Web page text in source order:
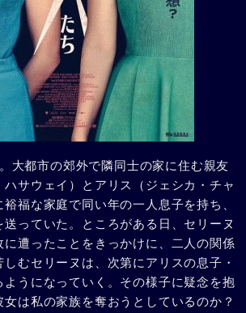
大都市の郊外で隣同士の家に住む親友
サウェイ）とアリス（ジェシカ・チャ
福な家庭で同い年の一人息子を持ち、
っていた。ところがある日、セリーヌ
に遭ったことをきっかけに、二人の関係
むセリーヌは、次第にアリスの息子・
ようになっていく。その様子に疑念を抱
女は私の家族を奪おうとしているのか？